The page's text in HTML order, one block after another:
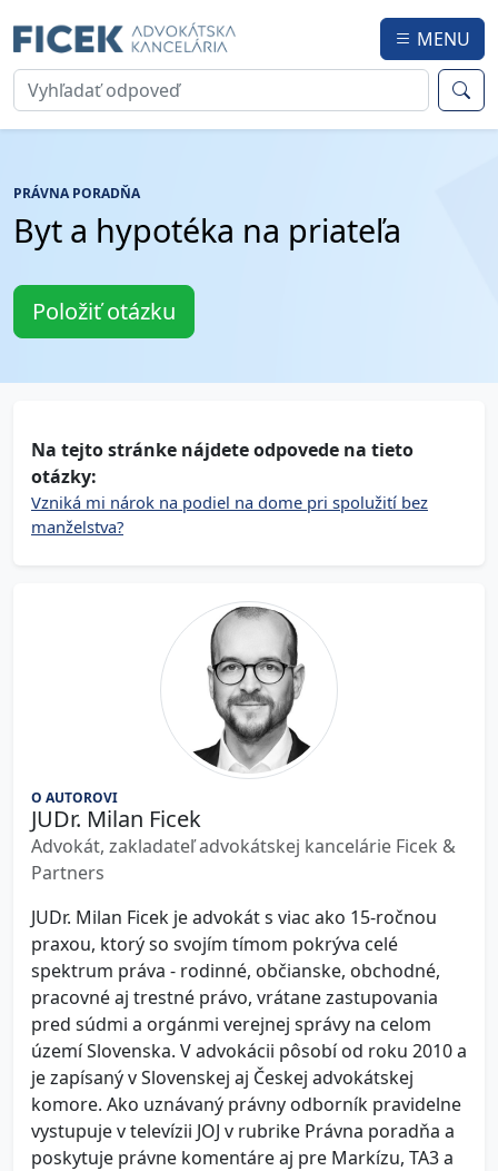
MENU
PRÁVNA PORADŇA
Byt a hypotéka na priateľa
Položiť otázku
Na tejto stránke nájdete odpovede na tieto
otázky:
Vzniká mi nárok na podiel na dome pri spolužití bez
manželstva?
O AUTOROVI
JUDr. Milan Ficek
Advokát, zakladateľ advokátskej kancelárie Ficek &
Partners
JUDr. Milan Ficek je advokát s viac ako 15-ročnou
praxou, ktorý so svojím tímom pokrýva celé
spektrum práva - rodinné, občianske, obchodné,
pracovné aj trestné právo, vrátane zastupovania
pred súdmi a orgánmi verejnej správy na celom
území Slovenska. V advokácii pôsobí od roku 2010 a
je zapísaný v Slovenskej aj Českej advokátskej
komore. Ako uznávaný právny odborník pravidelne
vystupuje v televízii JOJ v rubrike Právna poradňa a
poskytuje právne komentáre aj pre Markízu, TA3 a